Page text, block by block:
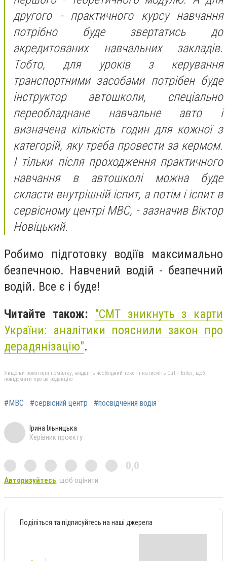
другого - практичного курсу навчання
потрібно буде звертатись до
акредитованих навчальних закладів.
Тобто, для уроків з керування
транспортними засобами потрібен буде
інструктор автошколи, спеціально
переобладнане навчальне авто і
визначена кількість годин для кожної з
категорій, яку треба провести за кермом.
І тільки після проходження практичного
навчання в автошколі можна буде
скласти внутрішній іспит, а потім і іспит в
сервісному центрі МВС, - зазначив Віктор
Новіцький.
Робимо підготовку водіїв максимально
безпечною. Навчений водій - безпечний
водій. Все є і буде!
Читайте також: "СМТ зникнуть з карти
України: аналітики пояснили закон про
дерадянізацію".
Якщо ви помітили помилку, виділіть необхідний текст і натисніть Ctrl + Enter, щоб
повідомити про це редакцію
#МВС #сервісний центр #посвідчення водія
Ірина Ільницька
Керівник проєкту
0,0
Авторизуйтесь, щоб оцінити
Поділіться та підписуйтесь на наші джерела